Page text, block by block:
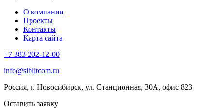
О компании
Проекты
Контакты
Карта сайта
+7 383 202-12-00
info@siblitcom.ru
Россия, г. Новосибирск, ул. Станционная, 30А, офис 823
Оставить заявку